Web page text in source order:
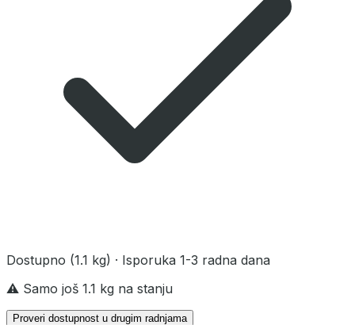
Dostupno (1.1 kg) · Isporuka 1-3 radna dana
⚠️ Samo još 1.1 kg na stanju
Proveri dostupnost u drugim radnjama